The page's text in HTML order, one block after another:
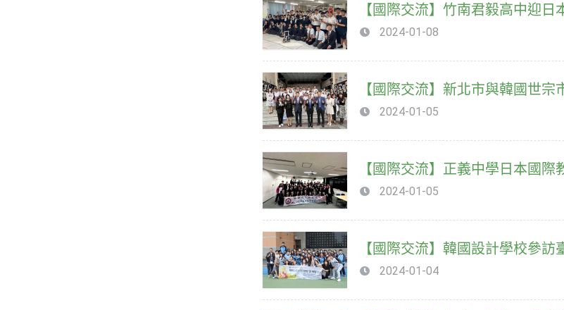
【國際交流】竹南君毅高中迎
2024-01-08
【國際交流】新北市與韓國世
2024-01-05
【國際交流】正義中學日本國
2024-01-05
【國際交流】韓國設計學校參
2024-01-04